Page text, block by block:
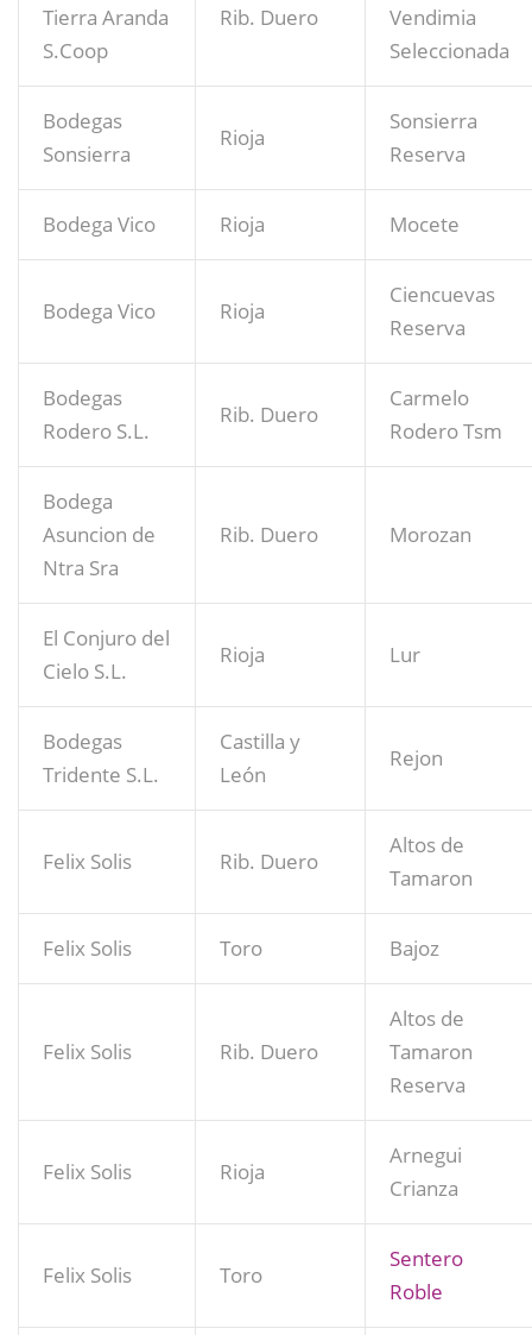
Tierra Aranda
S.Coop
Rib. Duero
Vendimia
Seleccionada
Bodegas
Sonsierra
Rioja
Sonsierra
Reserva
Bodega Vico Rioja Mocete
Bodega Vico Rioja
Ciencuevas
Reserva
Bodegas
Rodero S.L.
Rib. Duero
Carmelo
Rodero Tsm
Bodega
Asuncion de
Ntra Sra
Rib. Duero Morozan
El Conjuro del
Cielo S.L.
Rioja Lur
Bodegas
Tridente S.L.
Castilla y
León
Rejon
Felix Solis Rib. Duero
Altos de
Tamaron
Felix Solis Toro Bajoz
Felix Solis Rib. Duero
Altos de
Tamaron
Reserva
Felix Solis Rioja
Arnegui
Crianza
Felix Solis Toro
Sentero
Roble